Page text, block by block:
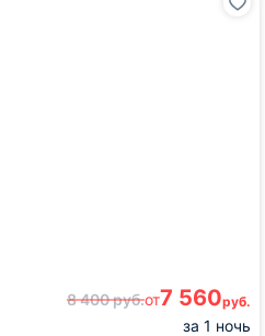
8 400руб.от7 560руб.
за 1 ночь